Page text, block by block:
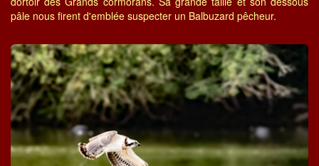
pâle nous firent d'emblée suspecter un Balbuzard pêcheur.